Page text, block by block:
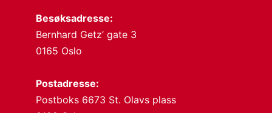
Besøksadresse:
Bernhard Getz’ gate 3
0165 Oslo
Postadresse:
Postboks 6673 St. Olavs plass